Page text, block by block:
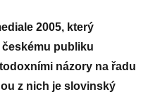
2005, který
publiku
názory na řadu
z nich je slovinský